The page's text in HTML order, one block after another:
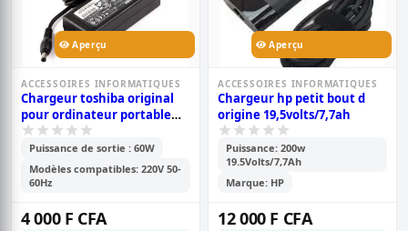
Aperçu
ACCESSOIRES INFORMATIQUES
Chargeur toshiba original
pour ordinateur portable
19v/ 2.37a
Puissance de sortie : 60W
Modèles compatibles: 220V 50-
60Hz
4 000 F CFA
Aperçu
ACCESSOIRES INFORMATIQUES
Chargeur hp petit bout d
origine 19,5volts/7,7ah
Puissance: 200w
19.5Volts/7,7Ah
Marque: HP
12 000 F CFA